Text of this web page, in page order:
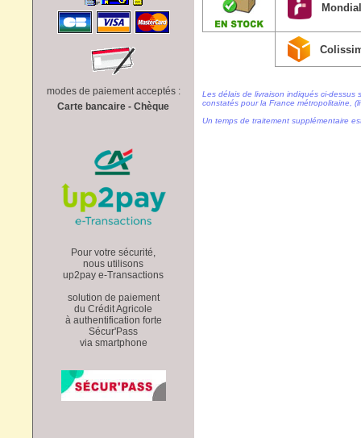
modes de paiement acceptés :
Carte bancaire - Chèque
Pour votre sécurité,
nous utilisons
up2pay e-Transactions
solution de paiement
du Crédit Agricole
à authentification forte
Sécur'Pass
via smartphone
Les délais de livraison indiqués ci-
constatés pour la France métropolitaine,
Un temps de traitement supplémentaire